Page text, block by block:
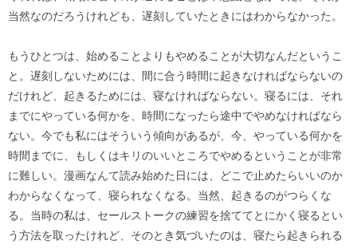
当然なのだろうけれども、遅刻していたときにはわからなかった。
もうひとつは、始めることよりもやめることが大切なんだというこ
と。遅刻しないためには、間に合う時間に起きなければならないの
だけれど、起きるためには、寝なければならない。寝るには、それ
までにやっている何かを、時間になったら途中でやめなければなら
ない。今でも私にはそういう傾向があるが、今、やっている何かを
時間までに、もしくはキリのいいところでやめるということが非常
に難しい。漫画なんて読み始めた日には、どこで止めたらいいのか
わからなくなって、寝られなくなる。当然、起きるのがつらくな
る。当時の私は、セールストークの練習を捨ててとにかく寝るとい
う方法を取ったけれど、そのとき気づいたのは、寝たら起きられる